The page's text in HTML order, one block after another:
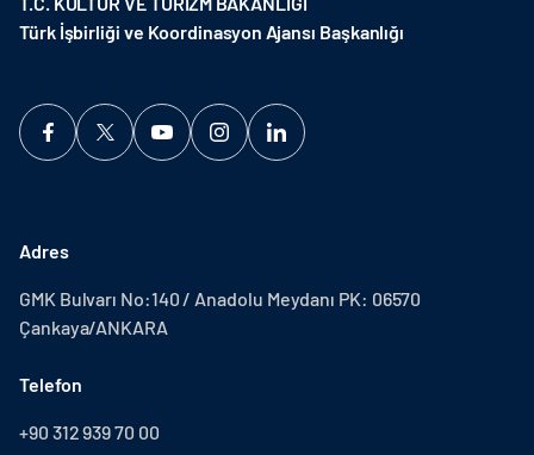
Türk İşbirliği ve Koordinasyon Ajansı Başkanlığı
Adres
GMK Bulvarı No:140 / Anadolu Meydanı PK: 06570
Çankaya/ANKARA
Telefon
+90 312 939 70 00